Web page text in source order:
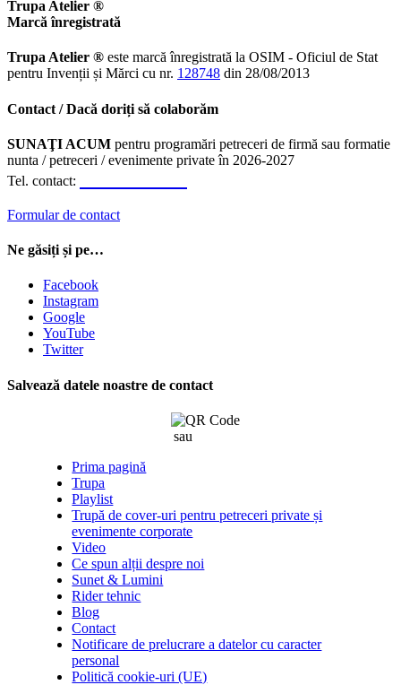
Trupa Atelier ®
Marcă înregistrată
Trupa Atelier ® este marcă înregistrată la OSIM - Oficiul de Stat
pentru Invenții și Mărci cu nr. 128748 din 28/08/2013
Contact / Dacă doriți să colaborăm
SUNAŢI ACUM pentru programări petreceri de firmă sau formatie
nunta / petreceri / evenimente private în 2026-2027
Tel. contact:
Formular de contact
Ne găsiți și pe…
Facebook
Instagram
Google
YouTube
Twitter
Salvează datele noastre de contact
sau
Prima pagină
Trupa
Playlist
Trupă de cover-uri pentru petreceri private și
evenimente corporate
Video
Ce spun alții despre noi
Sunet & Lumini
Rider tehnic
Blog
Contact
Notificare de prelucrare a datelor cu caracter
personal
Politică cookie-uri (UE)